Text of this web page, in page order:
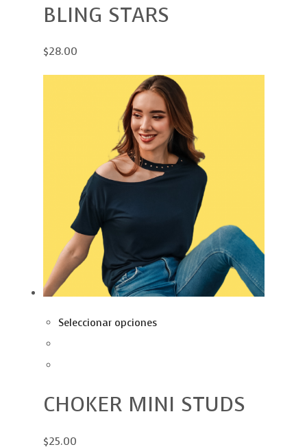
BLING STARS
$28.00
Seleccionar opciones
CHOKER MINI STUDS
$25.00